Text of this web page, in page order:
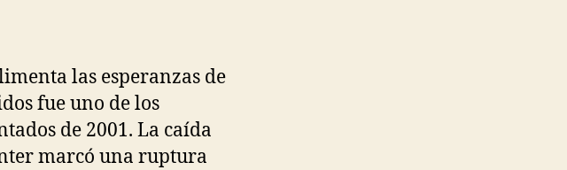
las esperanzas de
fue uno de los
de 2001. La caída
marcó una ruptura